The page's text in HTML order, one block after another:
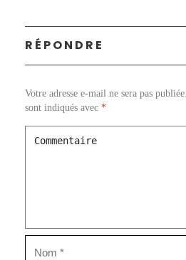
RÉPONDRE
Votre adresse e-mail ne sera pas publiée.
sont indiqués avec *